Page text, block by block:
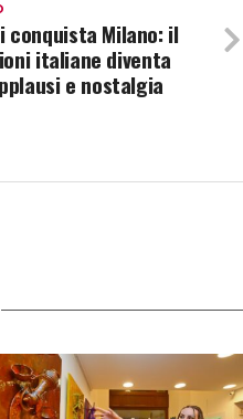
conquista Milano: il
italiane diventa
e nostalgia